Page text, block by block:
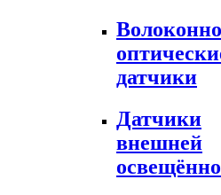
датчики
Датчики
внешней